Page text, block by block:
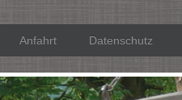
Anfahrt Datenschutz